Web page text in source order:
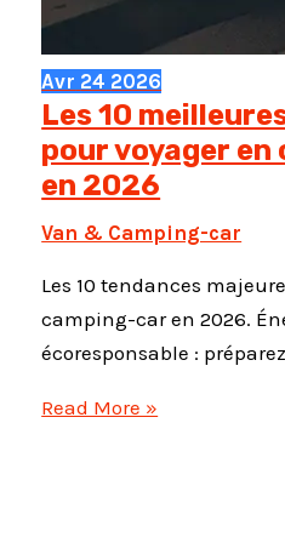
Avr 24 2026
Les 10
pour voyager
en 2026
Van & Camping-car
Les 10 tendances
camping-car en 2026.
écoresponsable :
Les
Read More »